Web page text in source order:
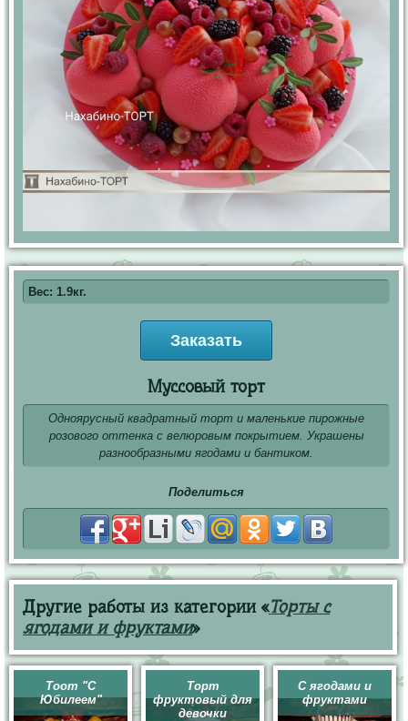
Вес: 1.9кг.
Заказать
Муссовый торт
Одноярусный квадратный торт и маленькие пирожные
розового оттенка с велюровым покрытием. Украшены
разнообразными ягодами и бантиком.
Поделиться
Другие работы из категории «Торты с
ягодами и фруктами»
Тоот "С
Юбилеем"
Торт
фруктовый для
девочки
С ягодами и
фруктами